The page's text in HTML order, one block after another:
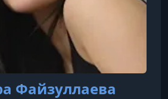
Файзуллаева